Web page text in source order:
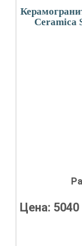
Ceramica
Цена: 5040